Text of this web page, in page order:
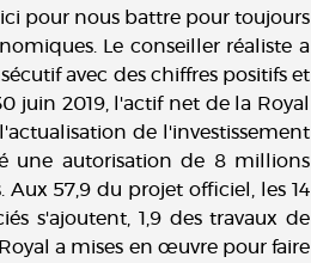
pour nous battre pour toujours
Le conseiller réaliste a
avec des chiffres positifs et
juin 2019, l'actif net de la Royal
de l'investissement
une autorisation de 8 millions
57,9 du projet officiel, les 14
s'ajoutent, 1,9 des travaux de
a mises en œuvre pour faire